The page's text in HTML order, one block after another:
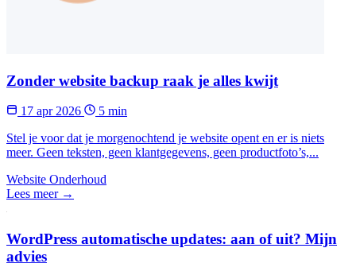
Zonder website backup raak je alles kwijt
17 apr 2026
5 min
Stel je voor dat je morgenochtend je website opent en er is niets
meer. Geen teksten, geen klantgegevens, geen productfoto’s,...
Website Onderhoud
Lees meer →
WordPress automatische updates: aan of uit? Mijn
advies